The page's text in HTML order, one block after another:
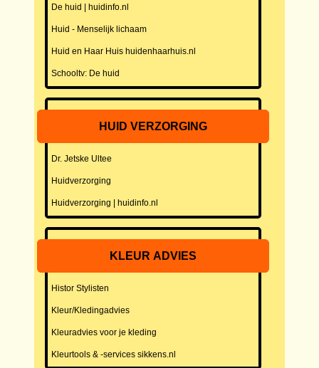
De huid | huidinfo.nl
Huid - Menselijk lichaam
Huid en Haar Huis huidenhaarhuis.nl
Schooltv: De huid
HUID VERZORGING
Dr. Jetske Ultee
Huidverzorging
Huidverzorging | huidinfo.nl
KLEUR ADVIES
Histor Stylisten
Kleur/Kledingadvies
Kleuradvies voor je kleding
Kleurtools & -services sikkens.nl